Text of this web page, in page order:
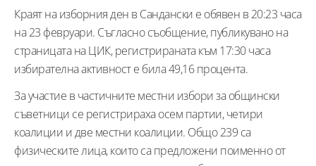
Краят на изборния ден в Сандански е обявен в 20:23 часа
на 23 февруари. Съгласно съобщение, публикувано на
страницата на ЦИК, регистрираната към 17:30 часа
избирателна активност е била 49,16 процента.
За участие в частичните местни избори за общински
съветници се регистрираха осем партии, четири
коалиции и две местни коалиции. Общо 239 са
физическите лица, които са предложени поименно от